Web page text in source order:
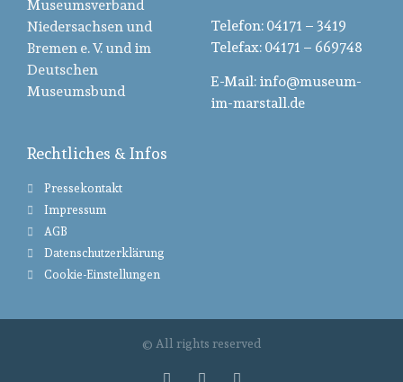
Museumsverband
Niedersachsen und
Bremen e. V. und im
Deutschen
Museumsbund
Telefon: 04171 – 3419
Telefax: 04171 – 669748
E-Mail: info@museum-
im-marstall.de
Rechtliches & Infos
Pressekontakt
Impressum
AGB
Datenschutzerklärung
Cookie-Einstellungen
© All rights reserved